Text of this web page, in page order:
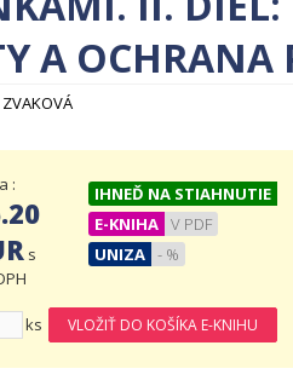
A OCHRANA
ZVAKOVÁ
IHNEĎ NA STIAHNUTIE
E-KNIHA V PDF
UNIZA - %
:
s
ks